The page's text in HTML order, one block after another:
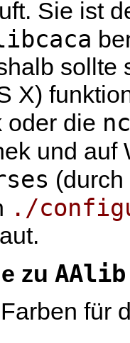
Sie ist
sollte
X)
oder die
und auf
./
zu AAlib
für